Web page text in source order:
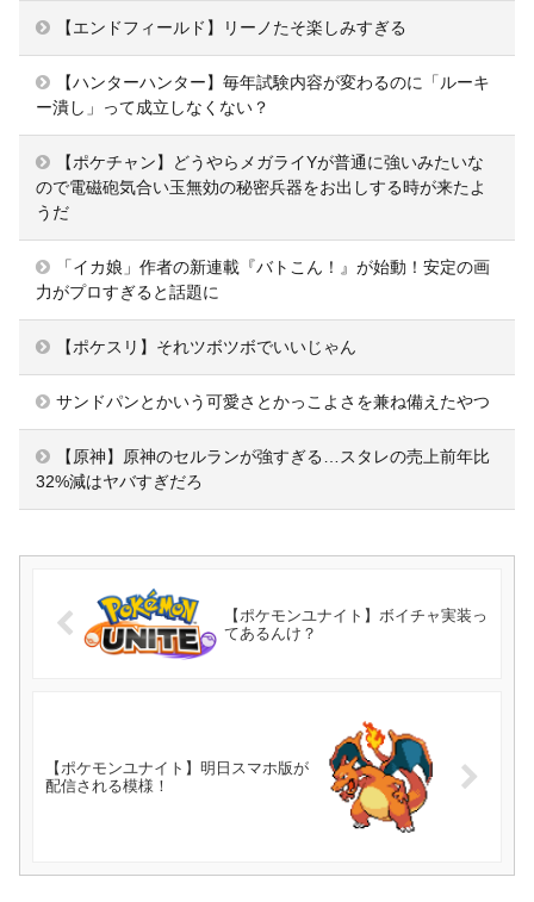
【エンドフィールド】リーノたそ楽しみすぎる
【ハンターハンター】毎年試験内容が変わるのに「ルーキ
ー潰し」って成立しなくない？
【ポケチャン】どうやらメガライYが普通に強いみたいな
ので電磁砲気合い玉無効の秘密兵器をお出しする時が来たよ
うだ
「イカ娘」作者の新連載『バトこん！』が始動！安定の画
力がプロすぎると話題に
【ポケスリ】それツボツボでいいじゃん
サンドパンとかいう可愛さとかっこよさを兼ね備えたやつ
【原神】原神のセルランが強すぎる…スタレの売上前年比
32%減はヤバすぎだろ
【ポケモンユナイト】ボイチャ実装っ
てあるんけ？
【ポケモンユナイト】明日スマホ版が
配信される模様！